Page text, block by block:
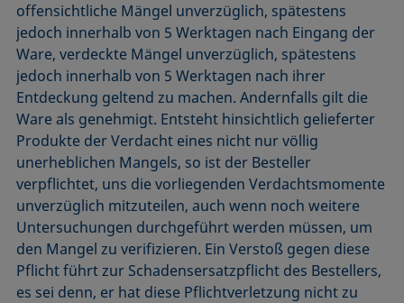
offensichtliche Mängel unverzüglich, spätestens
jedoch innerhalb von 5 Werktagen nach Eingang der
Ware, verdeckte Mängel unverzüglich, spätestens
jedoch innerhalb von 5 Werktagen nach ihrer
Entdeckung geltend zu machen. Andernfalls gilt die
Ware als genehmigt. Entsteht hinsichtlich gelieferter
Produkte der Verdacht eines nicht nur völlig
unerheblichen Mangels, so ist der Besteller
verpflichtet, uns die vorliegenden Verdachtsmomente
unverzüglich mitzuteilen, auch wenn noch weitere
Untersuchungen durchgeführt werden müssen, um
den Mangel zu verifizieren. Ein Verstoß gegen diese
Pflicht führt zur Schadensersatzpflicht des Bestellers,
es sei denn, er hat diese Pflichtverletzung nicht zu